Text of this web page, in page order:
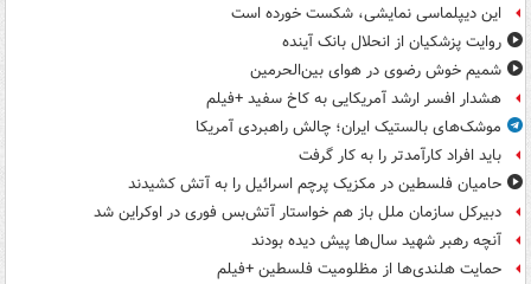
این دیپلماسی نمایشی، شکست خورده است
روایت پزشکیان از انحلال بانک آینده
شمیم خوش رضوی در هوای بین‌الحرمین
هشدار افسر ارشد آمریکایی به کاخ سفید +فیلم
موشک‌های بالستیک ایران؛ چالش راهبردی آمریکا
باید افراد کارآمدتر را به کار گرفت
حامیان فلسطین در مکزیک پرچم اسرائیل را به آتش کشیدند
دبیرکل سازمان ملل باز هم خواستار آتش‌بس فوری در اوکراین شد
آنچه رهبر شهید سال‌ها پیش دیده بودند
حمایت هلندی‌ها از مظلومیت فلسطین +فیلم